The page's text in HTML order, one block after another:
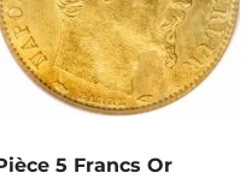
5 Francs Or